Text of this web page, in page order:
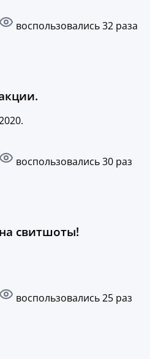
воспользовались 32 раза
воспользовались 30 раз
свитшоты!
воспользовались 25 раз